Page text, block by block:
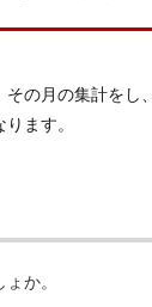
その月の集計をし
ます。
か。